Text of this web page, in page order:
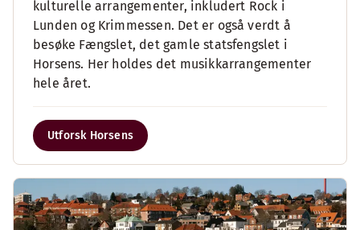
kulturelle arrangementer, inkludert Rock i
Lunden og Krimmessen. Det er også verdt å
besøke Fængslet, det gamle statsfengslet i
Horsens. Her holdes det musikkarrangementer
hele året.
Utforsk Horsens